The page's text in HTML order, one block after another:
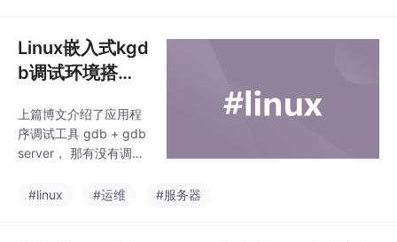
则你会发现挂载出错，
变成只读文件系统，想
写入文件提示错误。
Linux嵌入式kgd
b调试环境搭
核模块（转）
上篇博文介绍了应用程
序调试工具 gdb + gdb
server， 那有没有调试
本文介绍的kgdb， 当
#linux #运维 #服务器